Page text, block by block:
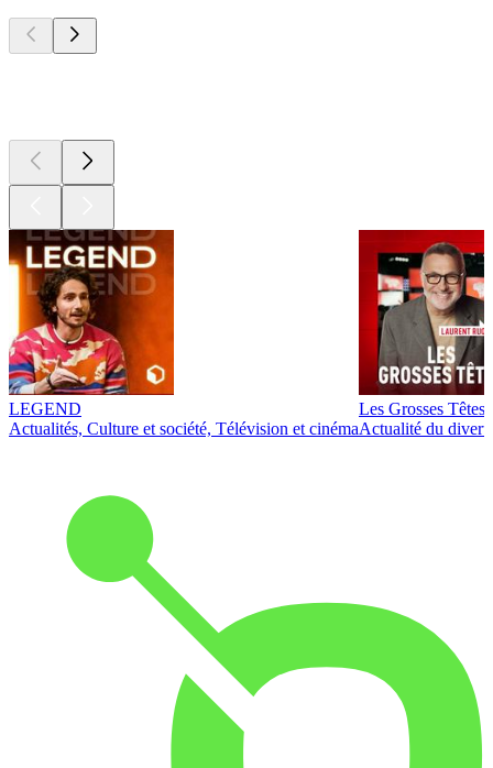
LEGEND
Actualités, Culture et société, Télévision et cinéma
Les Grosses Têtes
Actualité du